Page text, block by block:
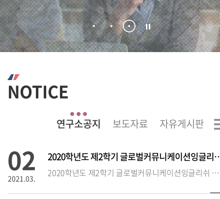
NOTICE
02
2021.03.
2020학년도 제2학기 글
2020학년도 제2학기 글로벌커뮤니케이션잉글리쉬 시험 실시 안내❍ 시험 시행 기본 방침(‘20.2학기에 한함)